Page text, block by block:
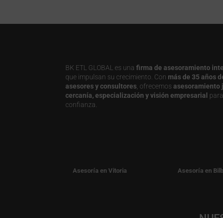
BK ETL GLOBAL es unafirma de asesoramiento
que impulsan su crecimiento. Con más de 35 años
asesores y consultores , ofrecemosasesoramiento
cercanía, especialización y visión empresarial
confianza.
Asesoría en Vitoria Asesoría en